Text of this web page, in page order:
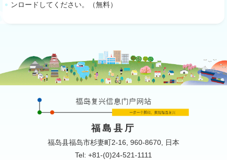
ンロードしてください。（無料）
福島县厅
福岛县福岛市杉妻町2-16, 960-8670, 日本
Tel: +81-(0)24-521-1111